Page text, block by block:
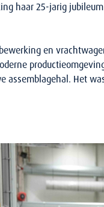
haar 25-jarig
en
Het